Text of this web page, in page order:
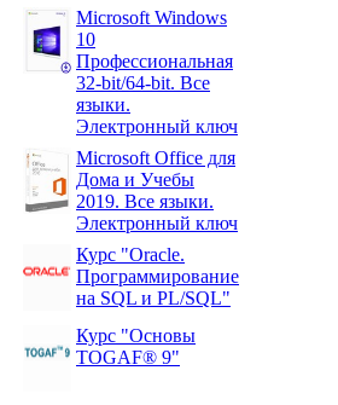
Microsoft Windows
10
Профессиональная
32-bit/64-bit. Все
языки.
Электронный ключ
Microsoft Office для
Дома и Учебы
2019. Все языки.
Электронный ключ
Курс "Oracle.
Программирование
на SQL и PL/SQL"
Курс "Основы
TOGAF® 9"